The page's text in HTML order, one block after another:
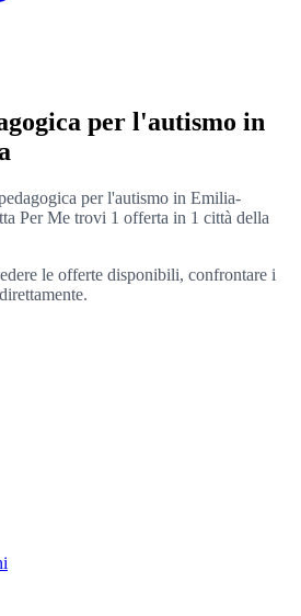
per l'autismo in
per l'autismo in Emilia-
Per Me trovi 1 offerta in 1 città della
le offerte disponibili, confrontare i